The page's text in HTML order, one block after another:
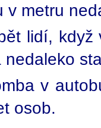
v metru
lidí, když
v
osob.